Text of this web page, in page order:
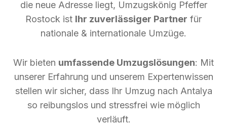
die neue Adresse liegt, Umzugskönig Pfeffer
Rostock ist Ihr zuverlässiger Partner für
nationale & internationale Umzüge.
Wir bieten umfassende Umzugslösungen: Mit
unserer Erfahrung und unserem Expertenwissen
stellen wir sicher, dass Ihr Umzug nach Antalya
so reibungslos und stressfrei wie möglich
verläuft.